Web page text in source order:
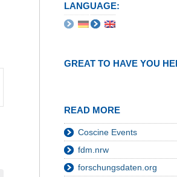
LANGUAGE:
GREAT TO HAVE YOU
READ MORE
Coscine Events
fdm.nrw
forschungsdaten.org